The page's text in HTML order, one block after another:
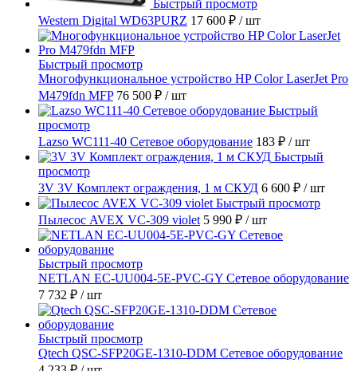
Быстрый просмотр
Western Digital WD63PURZ 17 600 ₽ / шт
Быстрый просмотр
Многофункциональное устройство HP Color LaserJet Pro
M479fdn MFP 76 500 ₽ / шт
Быстрый
просмотр
Lazso WC111-40 Сетевое оборудование 183 ₽ / шт
Быстрый
просмотр
3V 3V Комплект ограждения, 1 м СКУД 6 600 ₽ / шт
Быстрый просмотр
Пылесос AVEX VC-309 violet 5 990 ₽ / шт
Быстрый просмотр
NETLAN EC-UU004-5E-PVC-GY Сетевое оборудование
7 732 ₽ / шт
Быстрый просмотр
Qtech QSC-SFP20GE-1310-DDM Сетевое оборудование